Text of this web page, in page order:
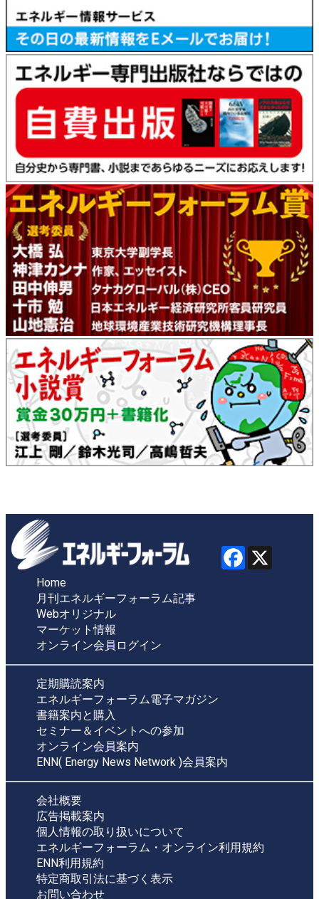
Home
月刊エネルギーフォーラム記事
Webオリジナル
マーケット情報
オンライン会員ログイン
定期購読案内
エネルギーフォーラム電子マガジン
書籍案内と購入
セミナー＆イベントへの参加
オンライン会員案内
ENN( Energy News Network )会員案内
会社概要
広告掲載案内
個人情報の取り扱いについて
エネルギーフォーラム・オンライン利用規約
ENN利用規約
特定商取引法に基づく表示
お問い合わせ